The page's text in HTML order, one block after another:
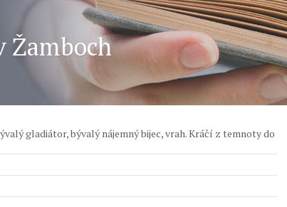
Žamboch
gladiátor, bývalý nájemný bijec, vrah. Kráčí z temnoty do